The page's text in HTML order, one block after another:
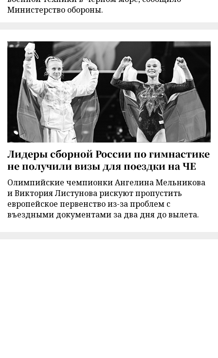
Министерство обороны.
Лидеры сборной России по гимнастике
не получили визы для поездки на ЧЕ
Олимпийские чемпионки Ангелина Мельникова
и Виктория Листунова рискуют пропустить
европейское первенство из-за проблем с
въездными документами за два дня до вылета.